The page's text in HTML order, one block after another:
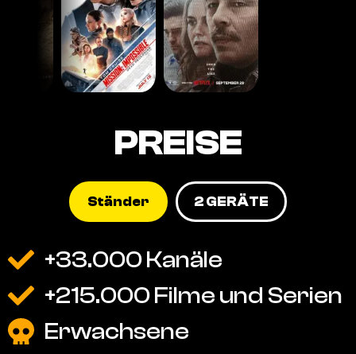
PREISE
Ständer 2 GERÄTE
+33.000 Kanäle
+215.000 Filme und Serien
Erwachsene